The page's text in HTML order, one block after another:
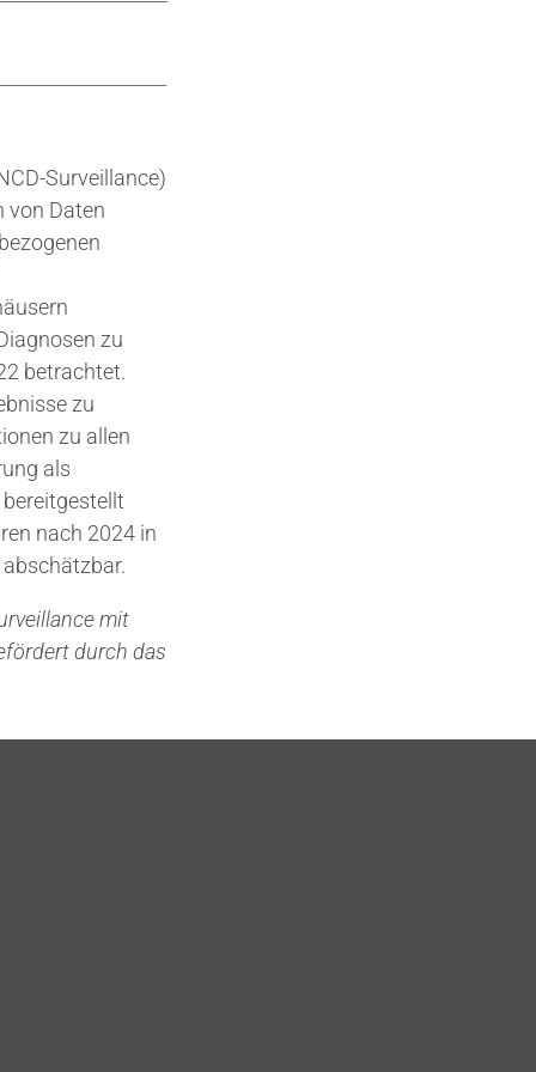
Surveillance)
von Daten
zu
betrachtet.
zu
zu allen
als
nach 2024 in
mit
durch das